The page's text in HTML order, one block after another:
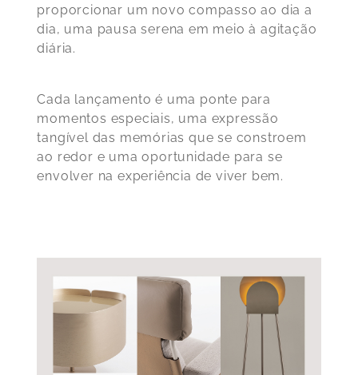
proporcionar um novo compasso ao dia a
dia, uma pausa serena em meio à agitação
diária.
Cada lançamento é uma ponte para
momentos especiais, uma expressão
tangível das memórias que se constroem
ao redor e uma oportunidade para se
envolver na experiência de viver bem.